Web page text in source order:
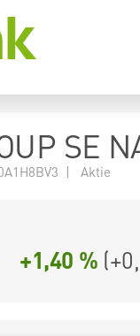
SE
| Aktie
+1,40 % (